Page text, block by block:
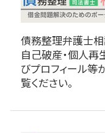
債務整理弁護士相
自己破産・個人再
びプロフィール等
覧ください。